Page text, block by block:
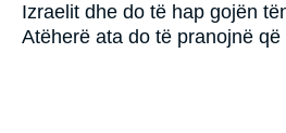
Izraelit dhe do të hap gojën
Atëherë ata do të pranojnë